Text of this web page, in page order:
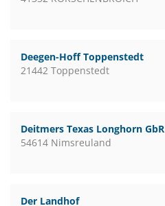
Deegen-Hoff Toppenstedt
21442 Toppenstedt
Deitmers Texas Longhorn GbR
54614 Nimsreuland
Der Landhof